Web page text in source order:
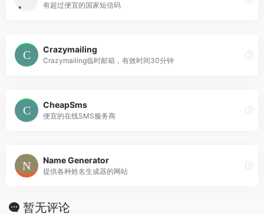
有超过便宜的国家短信码
Crazymailing
Crazymailing临时邮箱，有效时间30分钟
CheapSms
便宜的在线SMS服务商
Name Generator
提供各种姓名生成器的网站
暂无评论